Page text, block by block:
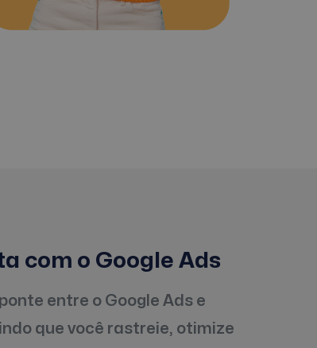
com o Google Ads
entre o Google Ads e
que você rastreie, otimize